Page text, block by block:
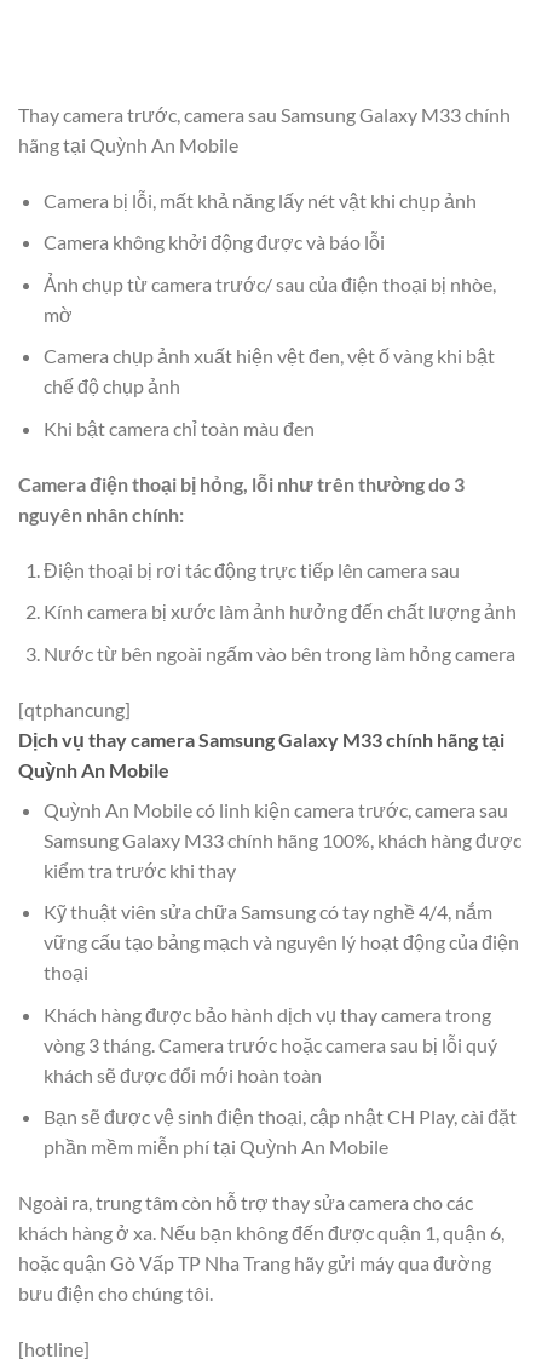
Thay camera trước, camera sau Samsung Galaxy M33 chính
hãng tại Quỳnh An Mobile
Camera bị lỗi, mất khả năng lấy nét vật khi chụp ảnh
Camera không khởi động được và báo lỗi
Ảnh chụp từ camera trước/ sau của điện thoại bị nhòe,
mờ
Camera chụp ảnh xuất hiện vệt đen, vệt ố vàng khi bật
chế độ chụp ảnh
Khi bật camera chỉ toàn màu đen
Camera điện thoại bị hỏng, lỗi như trên thường do 3
nguyên nhân chính:
Điện thoại bị rơi tác động trực tiếp lên camera sau
Kính camera bị xước làm ảnh hưởng đến chất lượng ảnh
Nước từ bên ngoài ngấm vào bên trong làm hỏng camera
[qtphancung]
Dịch vụ thay camera Samsung Galaxy M33 chính hãng tại
Quỳnh An Mobile
Quỳnh An Mobile có linh kiện camera trước, camera sau
Samsung Galaxy M33 chính hãng 100%, khách hàng được
kiểm tra trước khi thay
Kỹ thuật viên sửa chữa Samsung có tay nghề 4/4, nắm
vững cấu tạo bảng mạch và nguyên lý hoạt động của điện
thoại
Khách hàng được bảo hành dịch vụ thay camera trong
vòng 3 tháng. Camera trước hoặc camera sau bị lỗi quý
khách sẽ được đổi mới hoàn toàn
Bạn sẽ được vệ sinh điện thoại, cập nhật CH Play, cài đặt
phần mềm miễn phí tại Quỳnh An Mobile
Ngoài ra, trung tâm còn hỗ trợ thay sửa camera cho các
khách hàng ở xa. Nếu bạn không đến được quận 1, quận 6,
hoặc quận Gò Vấp TP Nha Trang hãy gửi máy qua đường
bưu điện cho chúng tôi.
[hotline]